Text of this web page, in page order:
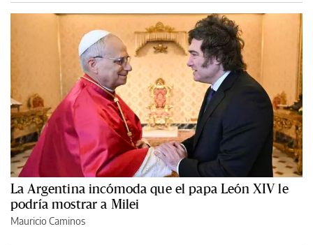
La Argentina incómoda que el papa León XIV le
podría mostrar a Milei
Mauricio Caminos